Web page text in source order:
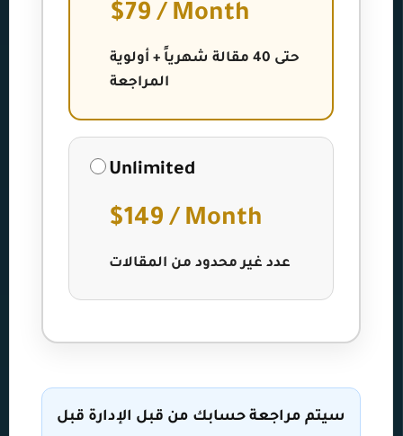
$79 / Month
حتى 40 مقالة شهرياً + أولوية
المراجعة
Unlimited
$149 / Month
عدد غير محدود من المقالات
سيتم مراجعة حسابك من قبل الإدارة قبل